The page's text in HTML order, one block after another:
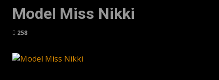
Model Miss Nikki
258